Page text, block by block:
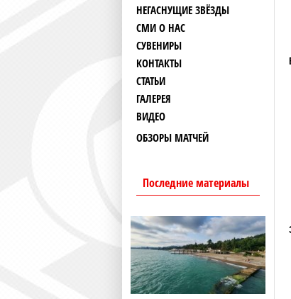
НЕГАСНУЩИЕ ЗВЁЗДЫ
СМИ О НАС
СУВЕНИРЫ
КОНТАКТЫ
СТАТЬИ
ГАЛЕРЕЯ
ВИДЕО
ОБЗОРЫ МАТЧЕЙ
Последние материалы